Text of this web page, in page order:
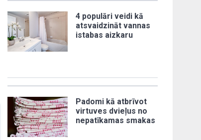
4 populāri veidi kā
atsvaidzināt vannas
istabas aizkaru
Padomi kā atbrīvot
virtuves dvieļus no
nepatīkamas smakas